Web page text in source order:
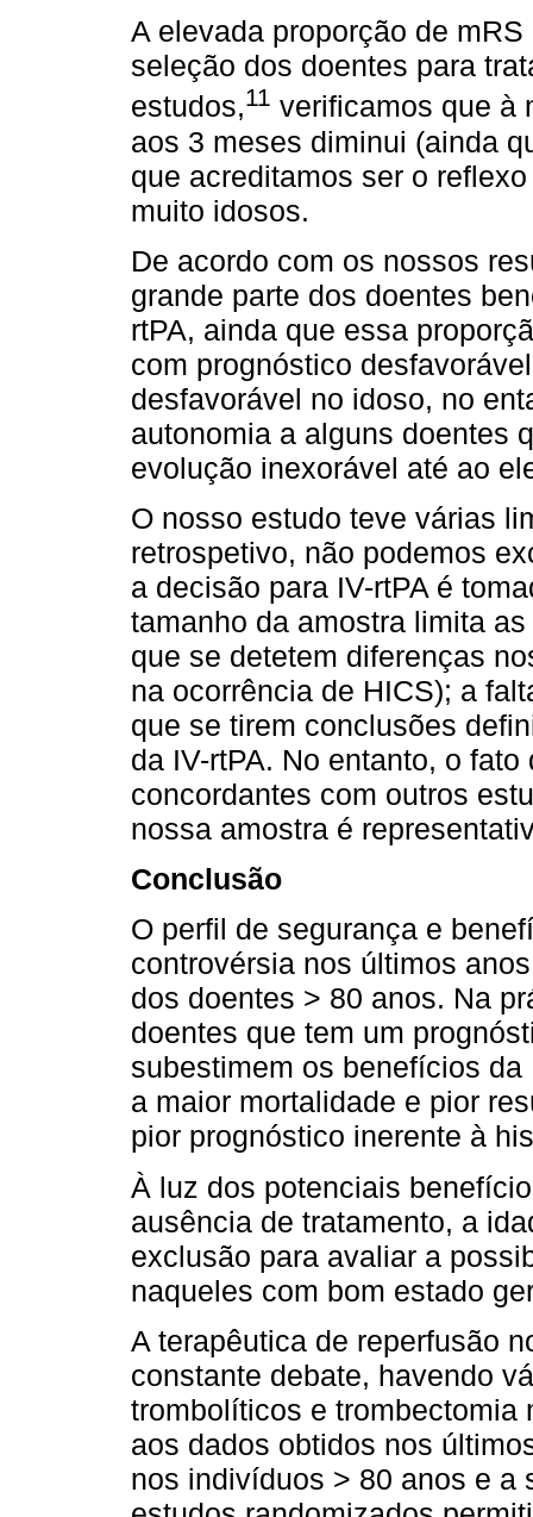
A elevada proporção de
seleção dos doentes para
estudos,11 verificamos que à
aos 3 meses diminui (ainda
que acreditamos ser o
muito idosos.
De acordo com os nossos
grande parte dos doentes
rtPA, ainda que essa
com prognóstico
desfavorável no idoso, no
autonomia a alguns doentes
evolução inexorável até ao
O nosso estudo teve várias
retrospetivo, não podemos
a decisão para IV-rtPA é
tamanho da amostra limita
que se detetem diferenças
na ocorrência de HICS); a
que se tirem conclusões
da IV-rtPA. No entanto, o
concordantes com outros
nossa amostra é
Conclusão
O perfil de segurança e
controvérsia nos últimos
dos doentes > 80 anos. Na
doentes que tem um
subestimem os benefícios
a maior mortalidade e pior
pior prognóstico inerente à
À luz dos potenciais
ausência de tratamento, a
exclusão para avaliar a
naqueles com bom estado
A terapêutica de reperfusão
constante debate, havendo
trombolíticos e trombectomia
aos dados obtidos nos
nos indivíduos > 80 anos e a